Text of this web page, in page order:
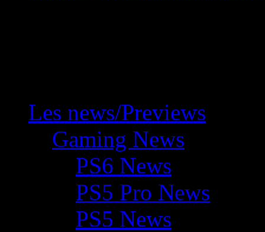
Les news/Previews
Gaming News
PS6 News
PS5 Pro News
PS5 News